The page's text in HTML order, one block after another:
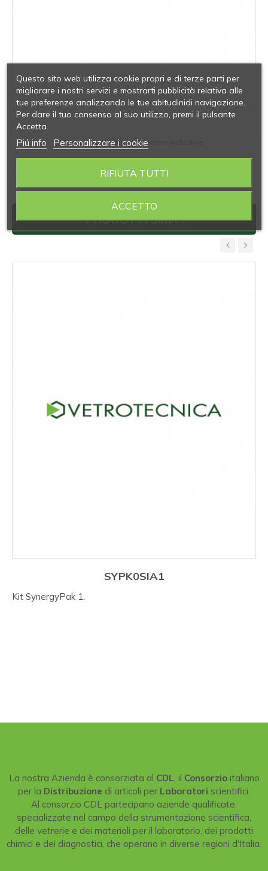
Le immagini sono puramente indicative
PRODOTTI SIMILI
SYPK0SIA1
Kit SynergyPak 1.
‹ ›
La nostra Azienda è consorziata al CDL, il Consorzioitaliano
per la Distribuzione di articoli per Laboratori scientifici.
Al consorzio CDL partecipano aziende qualificate,
specializzate nel campo della strumentazione scientifica,
delle vetrerie e dei materiali per il laboratorio, dei prodotti
chimici e dei diagnostici, che operano in diverse regioni d'Italia.
Questo sito web utilizza cookie propri e di terze parti per
migliorare i nostri servizi e mostrarti pubblicità relativa alle
tue preferenze analizzando le tue abitudinidi navigazione.
Per dare il tuo consenso al suo utilizzo, premi il pulsante
Accetta.
Piú info Personalizzare i cookie
RIFIUTA TUTTI
ACCETTO